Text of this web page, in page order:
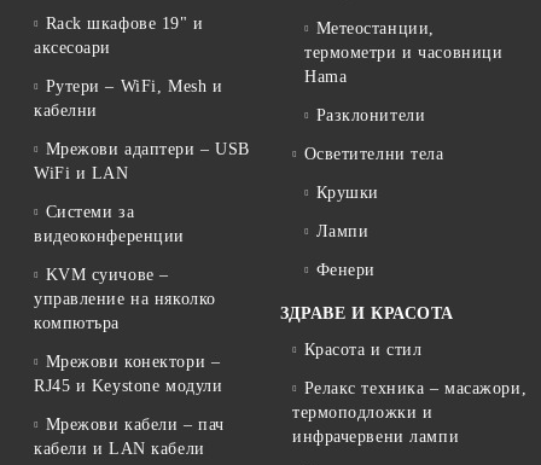
Rack шкафове 19" и
аксесоари
Рутери – WiFi, Mesh и
кабелни
Мрежови адаптери – USB
WiFi и LAN
Системи за
видеоконференции
KVM суичове –
управление на няколко
компютъра
Мрежови конектори –
RJ45 и Keystone модули
Мрежови кабели – пач
кабели и LAN кабели
Метеостанции,
термометри и часовници
Hama
Разклонители
Осветителни тела
Крушки
Лампи
Фенери
ЗДРАВЕ И КРАСОТА
Красота и стил
Релакс техника – масажори,
термоподложки и
инфрачервени лампи